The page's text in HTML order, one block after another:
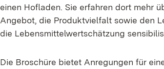
einen Hofladen. Sie erfahren dort mehr
Angebot, die Produktvielfalt sowie den
die Lebensmittelwertschätzung
Die Broschüre bietet Anregungen für